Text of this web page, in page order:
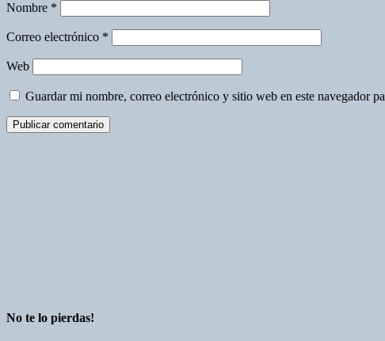
Nombre *
Correo electrónico *
Web
Guardar mi nombre, correo electrónico y sitio web en este navegador
No te lo pierdas!